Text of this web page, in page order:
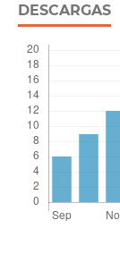
DESCARGAS